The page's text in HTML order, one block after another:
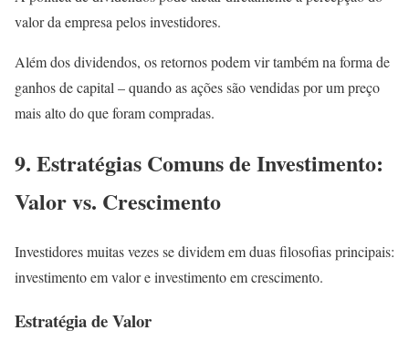
valor da empresa pelos investidores.
Além dos dividendos, os retornos podem vir também na forma de
ganhos de capital – quando as ações são vendidas por um preço
mais alto do que foram compradas.
9. Estratégias Comuns de Investimento:
Valor vs. Crescimento
Investidores muitas vezes se dividem em duas filosofias principais:
investimento em valor e investimento em crescimento.
Estratégia de Valor